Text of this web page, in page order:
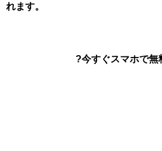
れます。
?今すぐスマホで無